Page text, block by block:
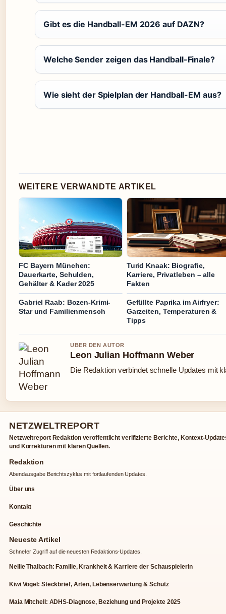
Gibt es die Handball-EM 2026 auf DAZN?
Welche Sender zeigen das Handball-Finale?
Wie sieht der Spielplan der Handball-EM aus?
WEITERE VERWANDTE ARTIKEL
FC Bayern München:
Dauerkarte, Schulden,
Gehälter & Kader 2025
Turid Knaak: Biografie,
Karriere, Privatleben – alle
Fakten
Gabriel Raab: Bozen-Krimi-
Star und Familienmensch
Gefüllte Paprika im Airfryer:
Garzeiten, Temperaturen &
Tipps
UBER DEN AUTOR
Leon Julian Hoffmann Weber
Die Redaktion verbindet schnelle Updates mit
NETZWELTREPORT
Netzweltreport Redaktion veroffentlicht verifizierte Berichte, Kontext-
und Korrekturen mit klaren Quellen.
Redaktion
Abendausgabe Berichtszyklus mit fortlaufenden Updates.
Über uns
Kontakt
Geschichte
Neueste Artikel
Schneller Zugriff auf die neuesten Redaktions-Updates.
Nellie Thalbach: Familie, Krankheit & Karriere der Schauspielerin
Kiwi Vogel: Steckbrief, Arten, Lebenserwartung & Schutz
Maia Mitchell: ADHS-Diagnose, Beziehung und Projekte 2025